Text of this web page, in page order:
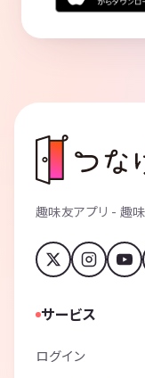
趣味友アプリ - 趣
サービス
ログイン